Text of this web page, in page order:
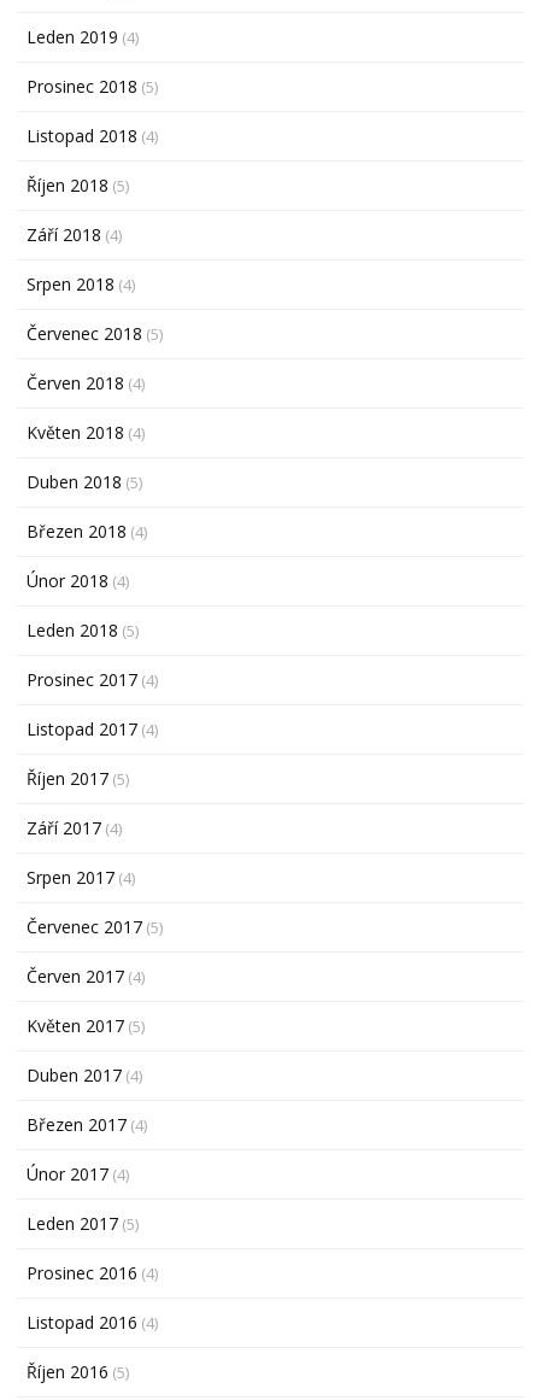
Leden 2019 (4)
Prosinec 2018 (5)
Listopad 2018 (4)
Říjen 2018 (5)
Září 2018 (4)
Srpen 2018 (4)
Červenec 2018 (5)
Červen 2018 (4)
Květen 2018 (4)
Duben 2018 (5)
Březen 2018 (4)
Únor 2018 (4)
Leden 2018 (5)
Prosinec 2017 (4)
Listopad 2017 (4)
Říjen 2017 (5)
Září 2017 (4)
Srpen 2017 (4)
Červenec 2017 (5)
Červen 2017 (4)
Květen 2017 (5)
Duben 2017 (4)
Březen 2017 (4)
Únor 2017 (4)
Leden 2017 (5)
Prosinec 2016 (4)
Listopad 2016 (4)
Říjen 2016 (5)